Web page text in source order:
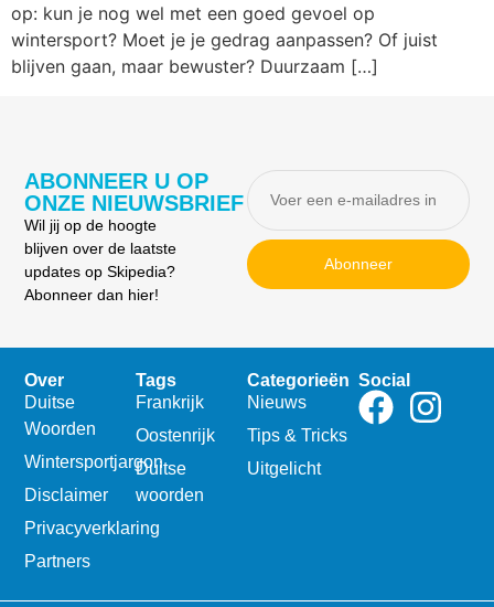
op: kun je nog wel met een goed gevoel op
wintersport? Moet je je gedrag aanpassen? Of juist
blijven gaan, maar bewuster? Duurzaam […]
ABONNEER U OP
ONZE NIEUWSBRIEF
Wil jij op de hoogte
blijven over de laatste
updates op Skipedia?
Abonneer dan hier!
Abonneer
Over
Duitse
Woorden
Wintersportjargon
Disclaimer
Privacyverklaring
Partners
Tags
Frankrijk
Oostenrijk
Duitse
woorden
Categorieën
Nieuws
Tips & Tricks
Uitgelicht
Social